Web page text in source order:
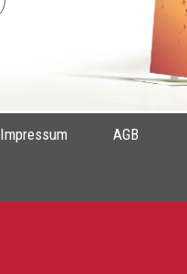
Impressum AGB